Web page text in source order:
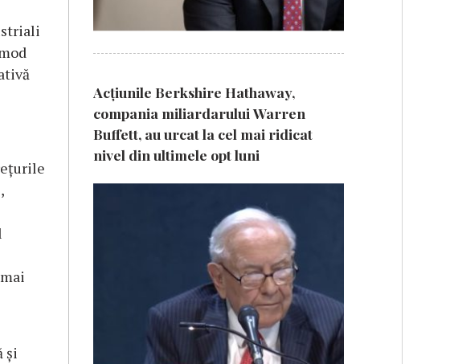
și
Acțiunile Berkshire Hathaway,
compania miliardarului Warren
Buffett, au urcat la cel mai ridicat
nivel din ultimele opt luni